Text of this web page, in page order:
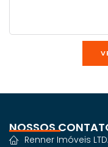
NOSSOS
Renner Imóveis